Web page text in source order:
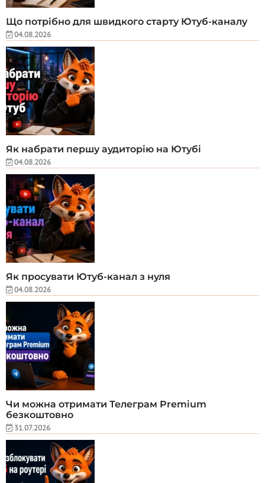
Що потрібно для швидкого старту Ютуб-каналу
04.08.2026
Як набрати першу аудиторію на Ютубі
04.08.2026
Як просувати Ютуб-канал з нуля
04.08.2026
Чи можна отримати Телеграм Premium
безкоштовно
31.07.2026